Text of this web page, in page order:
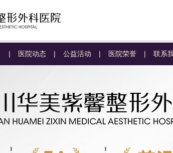
| 医院动态 | 公益活动 | 医院荣誉 | 联系